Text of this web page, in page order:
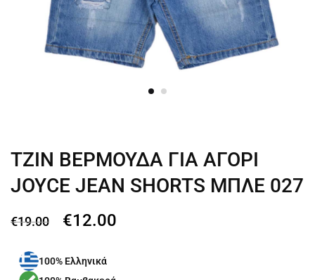
ΤΖΙΝ ΒΕΡΜΟΥΔΑ ΓΙΑ ΑΓΟΡΙ
JOYCE JEAN SHORTS ΜΠΛΕ 027
€19.00 €12.00
100% Ελληνικά